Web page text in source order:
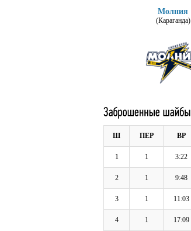
Молния
(Караганда)
Ш ПЕР ВР
1 1 3:22
2 1 9:48
3 1 11:03
4 1 17:09